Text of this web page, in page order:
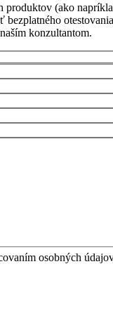
produktov (ako
bezplatného
konzultantom.
osobných